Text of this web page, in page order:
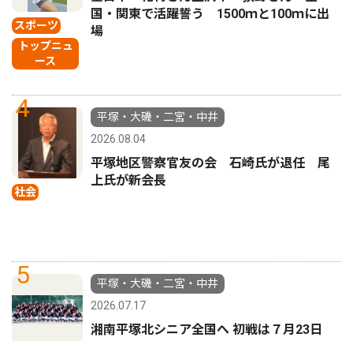
スポーツ
トップニュ
ース
国・関東で活躍誓う 1500ｍと100ｍに出
場
4
社会
平塚・大磯・二宮・中井
2026.08.04
平塚地区警察官友の会 石崎氏が退任 尾
上氏が新会長
5
平塚・大磯・二宮・中井
2026.07.17
湘南平塚北シニア全国へ 初戦は７月23日